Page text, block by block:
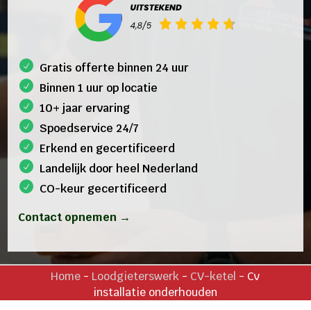
Gratis offerte binnen 24 uur
Binnen 1 uur op locatie
10+ jaar ervaring
Spoedservice 24/7
Erkend en gecertificeerd
Landelijk door heel Nederland
CO-keur gecertificeerd
Contact opnemen →
Home - Loodgieterswerk - CV-ketel - Cv
installatie onderhouden